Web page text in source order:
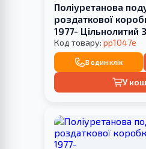
Поліуретанова
роздаткової
1977- Цільнолитий
САЙЛЕНТБЛОК
Код товару: pp1047e
В один клік
У